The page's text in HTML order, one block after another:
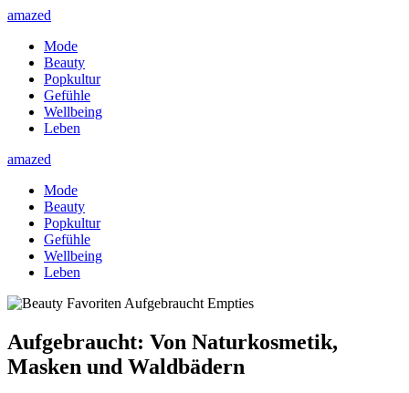
amazed
Mode
Beauty
Popkultur
Gefühle
Wellbeing
Leben
amazed
Mode
Beauty
Popkultur
Gefühle
Wellbeing
Leben
Aufgebraucht: Von Naturkosmetik,
Masken und Waldbädern